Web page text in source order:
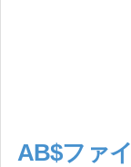
AB$ファ